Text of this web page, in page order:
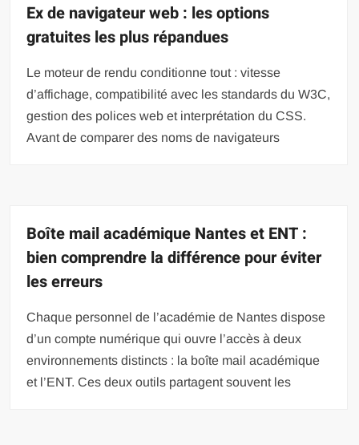
Ex de navigateur web : les options
gratuites les plus répandues
Le moteur de rendu conditionne tout : vitesse
d’affichage, compatibilité avec les standards du W3C,
gestion des polices web et interprétation du CSS.
Avant de comparer des noms de navigateurs
Boîte mail académique Nantes et ENT :
bien comprendre la différence pour éviter
les erreurs
Chaque personnel de l’académie de Nantes dispose
d’un compte numérique qui ouvre l’accès à deux
environnements distincts : la boîte mail académique
et l’ENT. Ces deux outils partagent souvent les